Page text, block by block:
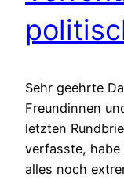
Sehr geehrte
Freundinnen
letzten
verfasste,
alles noch